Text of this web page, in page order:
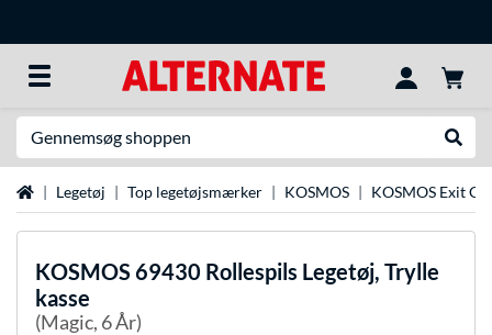
StartsideLegetøj Top legetøjsmærker KOSMOS KOSMOS Exit
KOSMOS 69430 Rollespils Legetøj, Trylle
kasse
(Magic, 6 År)